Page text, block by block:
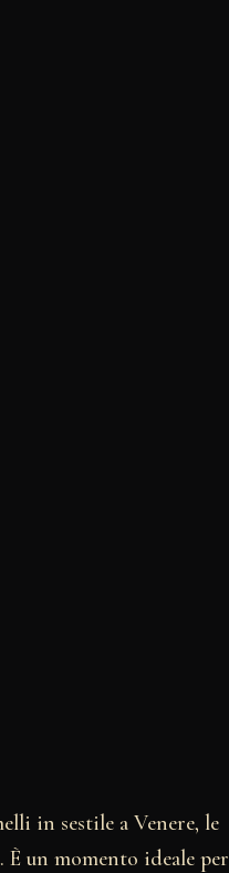
in sestile a Venere, le
un momento ideale per